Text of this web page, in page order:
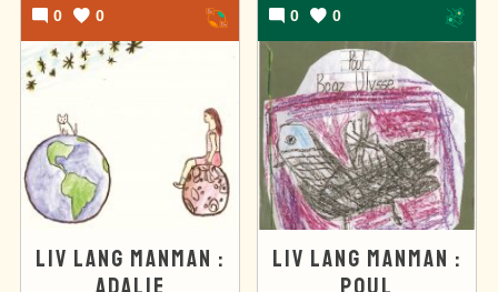
0 0
LIV LANG MANMAN :
ADALIE
0 0
LIV LANG MANMAN :
POUL